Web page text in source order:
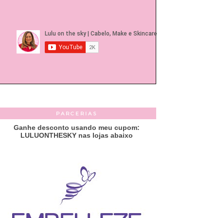
PARCERIAS
Ganhe desconto usando meu cupom:
LULUONTHESKY nas lojas abaixo